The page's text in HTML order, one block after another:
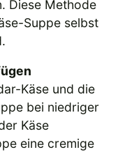
Diese Methode
Suppe selbst
Käse und die
bei niedriger
Käse
eine cremige